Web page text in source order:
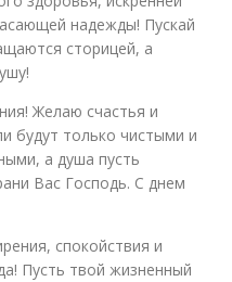
надежды! Пускай
сторицей, а
Желаю счастья и
будут только чистыми и
а душа пусть
Вас Господь. С днем
спокойствия и
Пусть твой жизненный